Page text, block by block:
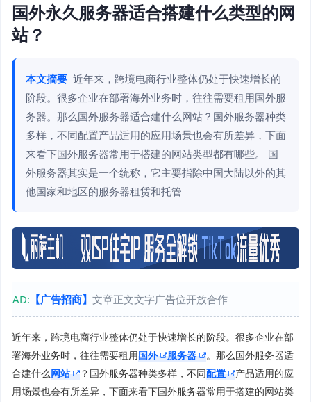
国外永久服务器适合搭建什么类型的网
站？
本文摘要 近年来，跨境电商行业整体仍处于快速增长的
阶段。很多企业在部署海外业务时，往往需要租用国外服
务器。那么国外服务器适合建什么网站？国外服务器种类
多样，不同配置产品适用的应用场景也会有所差异，下面
来看下国外服务器常用于搭建的网站类型都有哪些。 国
外服务器其实是一个统称，它主要指除中国大陆以外的其
他国家和地区的服务器租赁和托管
AD: 【广告招商】 文章正文文字广告位开放合作
近年来，跨境电商行业整体仍处于快速增长的阶段。很多企业在部
署海外业务时，往往需要租用国外 服务器
。那么国外服务器适
合建什么网站 ？国外服务器种类多样，不同配置
产品适用的应
用场景也会有所差异，下面来看下国外服务器常用于搭建的网站类